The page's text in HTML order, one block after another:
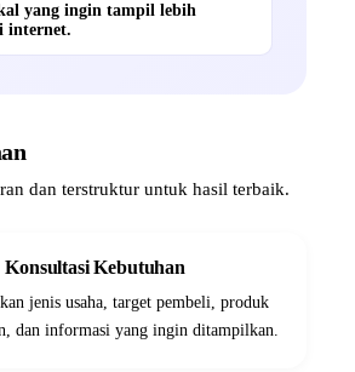
yang ingin tampil lebih
internet.
dan terstruktur untuk hasil terbaik.
Konsultasi Kebutuhan
jenis usaha, target pembeli, produk
dan informasi yang ingin ditampilkan.